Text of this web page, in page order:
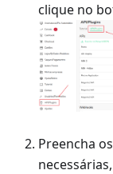
clique no
Preencha